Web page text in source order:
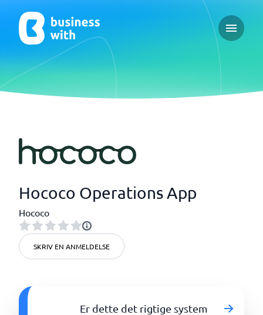
Open
Hococo Operations App
Hococo
SKRIV EN ANMELDELSE
Er dette det rigtige system